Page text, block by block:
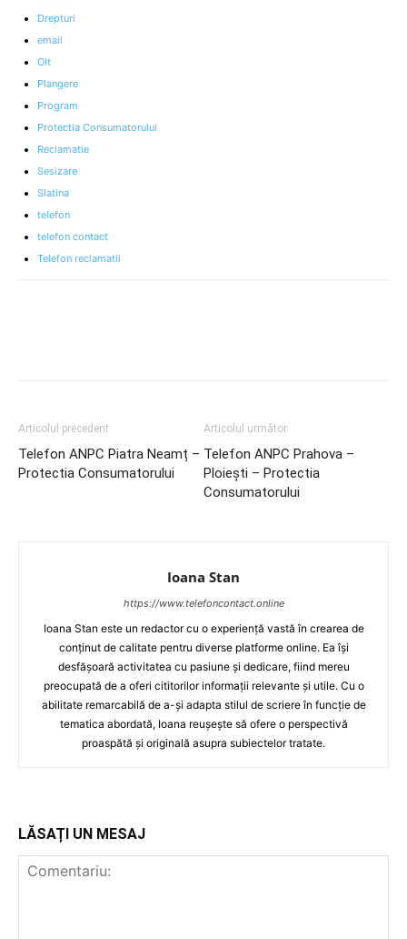
Drepturi
email
Olt
Plangere
Program
Protectia Consumatorului
Reclamatie
Sesizare
Slatina
telefon
telefon contact
Telefon reclamatii
Articolul precedent
Telefon ANPC Piatra Neamț –
Protectia Consumatorului
Articolul următor
Telefon ANPC Prahova –
Ploiești – Protectia
Consumatorului
Ioana Stan
https://www.telefoncontact.online
Ioana Stan este un redactor cu o experiență vastă în crearea de
conținut de calitate pentru diverse platforme online. Ea își
desfășoară activitatea cu pasiune și dedicare, fiind mereu
preocupată de a oferi cititorilor informații relevante și utile. Cu o
abilitate remarcabilă de a-și adapta stilul de scriere în funcție de
tematica abordată, Ioana reușește să ofere o perspectivă
proaspătă și originală asupra subiectelor tratate.
LĂSAȚI UN MESAJ